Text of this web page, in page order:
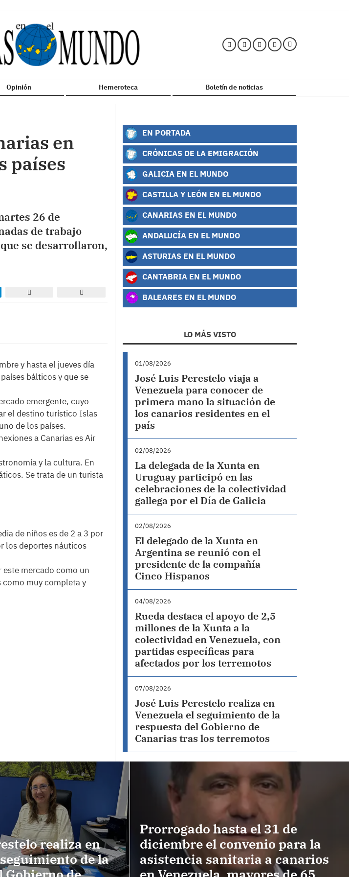
Opinión Hemeroteca Boletín de noticias
en
países
26 de
de trabajo
se desarrollaron,
y hasta el jueves día
bálticos y que se
emergente, cuyo
el destino turístico Islas
de los países.
a Canarias es Air
y la cultura. En
Se trata de un turista
de niños es de 2 a 3 por
los deportes náuticos
este mercado como un
muy completa y
EN PORTADA
CRÓNICAS DE LA EMIGRACIÓN
GALICIA EN EL MUNDO
CASTILLA Y LEÓN EN EL MUNDO
CANARIAS EN EL MUNDO
ANDALUCÍA EN EL MUNDO
ASTURIAS EN EL MUNDO
CANTABRIA EN EL MUNDO
BALEARES EN EL MUNDO
LO MÁS VISTO
01/08/2026
José Luis Perestelo viaja a
Venezuela para conocer de
primera mano la situación de
los canarios residentes en el
país
02/08/2026
La delegada de la Xunta en
Uruguay participó en las
celebraciones de la colectividad
gallega por el Día de Galicia
02/08/2026
El delegado de la Xunta en
Argentina se reunió con el
presidente de la compañía
Cinco Hispanos
04/08/2026
Rueda destaca el apoyo de 2,5
millones de la Xunta a la
colectividad en Venezuela, con
partidas específicas para
afectados por los terremotos
07/08/2026
José Luis Perestelo realiza en
Venezuela el seguimiento de la
respuesta del Gobierno de
Canarias tras los terremotos
realiza en
de la
Prorrogado hasta el 31 de
diciembre el convenio para la
asistencia sanitaria a canarios